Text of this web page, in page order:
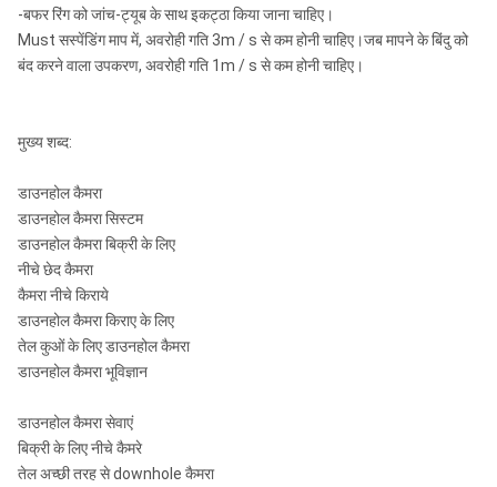
-बफर रिंग को जांच-ट्यूब के साथ इकट्ठा किया जाना चाहिए।
Must सस्पेंडिंग माप में, अवरोही गति 3m / s से कम होनी चाहिए।जब मापने के बिंदु को
बंद करने वाला उपकरण, अवरोही गति 1m / s से कम होनी चाहिए।
मुख्य शब्द:
डाउनहोल कैमरा
डाउनहोल कैमरा सिस्टम
डाउनहोल कैमरा बिक्री के लिए
नीचे छेद कैमरा
कैमरा नीचे किराये
डाउनहोल कैमरा किराए के लिए
तेल कुओं के लिए डाउनहोल कैमरा
डाउनहोल कैमरा भूविज्ञान
डाउनहोल कैमरा सेवाएं
बिक्री के लिए नीचे कैमरे
तेल अच्छी तरह से downhole कैमरा